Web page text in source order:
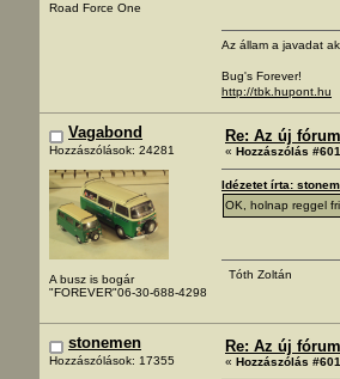
Road Force One
Az állam a javadat
Bug's Forever!
http://tbk.hupont.hu
Vagabond
Hozzászólások: 24281
A busz is bogár
"FOREVER"06-30-688-4298
Re: Az új
« Hozzászólás
Idézetet írta:
OK, holnap reggel
Tóth Zoltán
stonemen
Hozzászólások: 17355
Re: Az új
« Hozzászólás